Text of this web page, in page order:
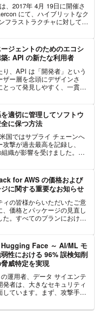
、2017年 4月 19日に開催さ
にて、ハイブリットなク
フラストラクチャに対して既
Moderniz...
ジェントのためのエコシ
: API の新たな利用者
り、API は「開発者」という
ザー層を念頭にデザインさ
とって発見しやすく、一貫性
ユーザー層、「AI エージェン
しま...
適切に管理してソフトウ
に保つ方法
国ではサプライ チェーンへ
撃が過去最高を記録し、
織が影響を受けました。こ
す。ほとんどの組織のソフト
for AWS の価格および
に関する重要なお知らせ
ィの皆様からいただいたご意
、価格とパッケージの見直し
た。すべてのプランにおける
プラン、およびオープン ソー
クト...
Face ～ AI/ML モ
性における 96% 誤検知削
威特定を実現
運用者、データ サイエンテ
発者は、大きなセキュリティ
しています。まず、攻撃手法
ティの知識を身につける必要